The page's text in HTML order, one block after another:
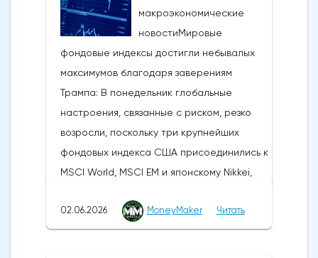
макроэкономические
новостиМировые
фондовые индексы достигли небывалых
максимумов благодаря заверениям
Трампа: В понедельник глобальные
настроения, связанные с риском, резко
возросли, поскольку три крупнейших
фондовых индекса США присоединились к
MSCI World, MSCI EM и японскому Nikkei,
Широкое продвижение вперед
последовало за заявлениями президента
02.06.2026 MoneyMaker Читать